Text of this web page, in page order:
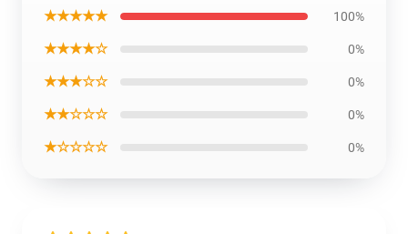
★★★★★ 100%
★★★★☆ 0%
★★★☆☆ 0%
★★☆☆☆ 0%
★☆☆☆☆ 0%